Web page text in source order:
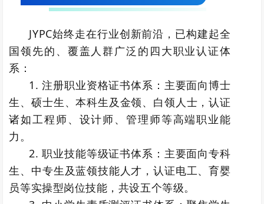
JYPC始终走在行业创新前沿，已构建起全
国领先的、覆盖人群广泛的四大职业认证体
系：
1. 注册职业资格证书体系：主要面向博士
生、硕士生、本科生及金领、白领人士，认证
诸如工程师、设计师、管理师等高端职业能
力。
2. 职业技能等级证书体系：主要面向专科
生、中专生及蓝领技能人才，认证电工、育婴
员等实操型岗位技能，共设五个等级。